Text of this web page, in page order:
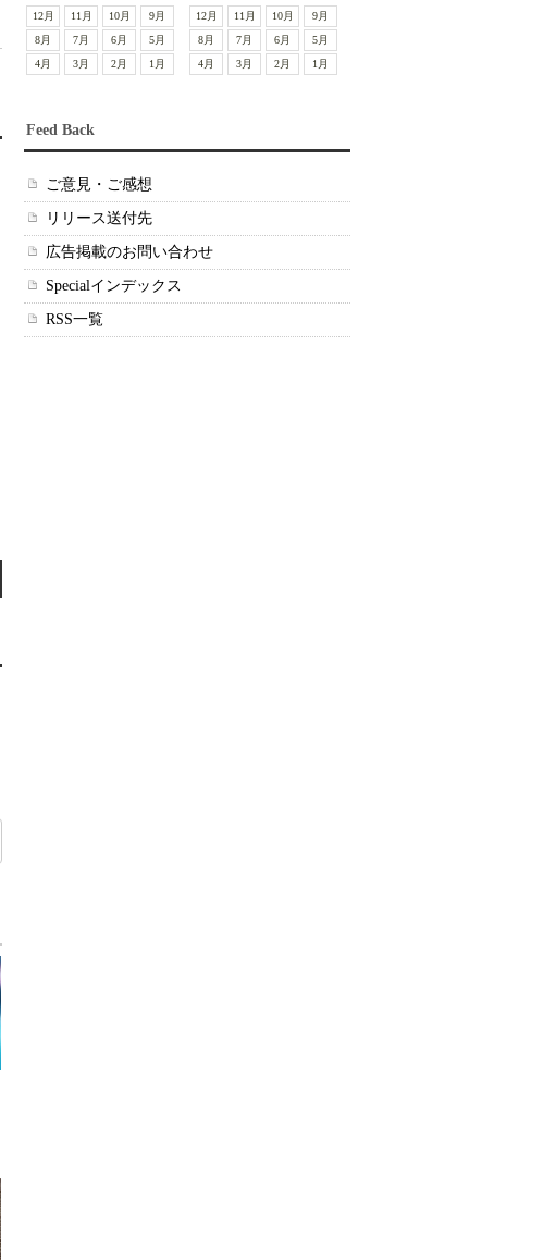
12月 11月 10月
9月
8月
7月 6月
5月
4月
3月 2月 1月
12月 11月 10月
9月
8月
7月 6月
5月
4月
3月 2月 1月
Feed Back
ご意見・ご感想
リリース送付先
広告掲載のお問い合わせ
Specialインデックス
RSS一覧